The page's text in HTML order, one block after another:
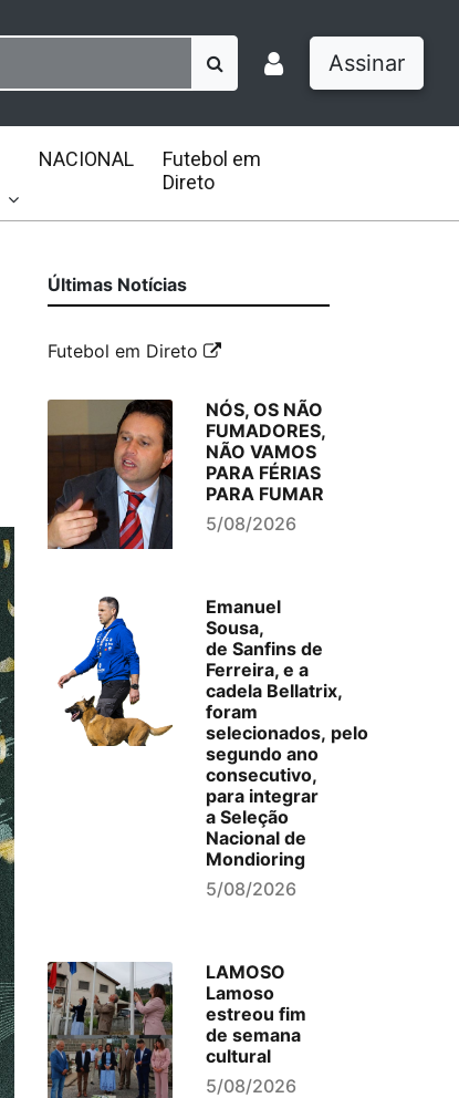
Assinar
NACIONAL
Futebol em
Direto
Últimas Notícias
Futebol em Direto
NÓS, OS NÃO
FUMADORES,
NÃO VAMOS
PARA FÉRIAS
PARA FUMAR
5/08/2026
Emanuel
Sousa,
de Sanfins de
Ferreira, e a
cadela Bellatrix,
foram
selecionados, pelo
segundo ano
consecutivo,
para integrar
a Seleção
Nacional de
Mondioring
5/08/2026
LAMOSO
Lamoso
estreou fim
de semana
cultural
5/08/2026